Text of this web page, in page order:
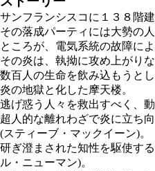
サンフランシスコに１３８階
その落成パーティには大勢の
ところが、電気系統の故障に
その炎は、執拗に攻め上がり
数百人の生命を飲み込もうとし
炎の地獄と化した摩天楼。
逃げ惑う人々を救出すべく、
超人的な離れわざで炎に立ち
(スティーブ・マックイーン)。
研ぎ澄まされた知性を駆使す
ル・ニューマン)。